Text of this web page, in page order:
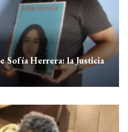
Sofía Herrera: la Justicia